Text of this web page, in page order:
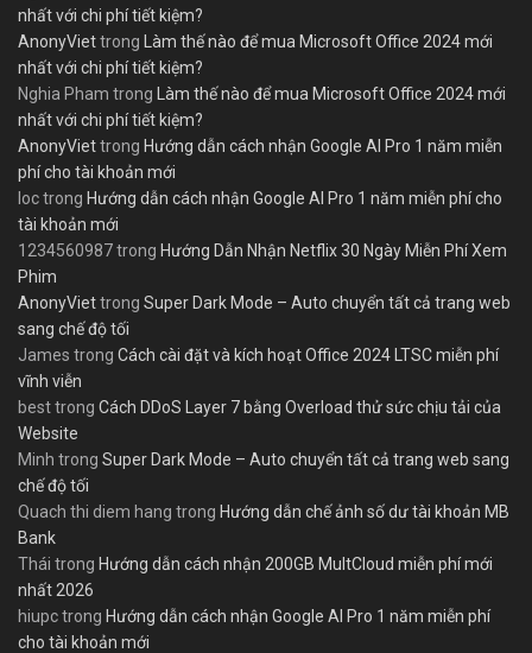
nhất với chi phí tiết kiệm?
AnonyViettrong
Làm thế nào để mua Microsoft Office 2024 mới
nhất với chi phí tiết kiệm?
Nghia Pham trong
Làm thế nào để mua Microsoft Office 2024 mới
nhất với chi phí tiết kiệm?
AnonyViettrong Hướng dẫn cách nhận Google AI Pro 1 năm miễn
phí cho tài khoản mới
loctrong Hướng dẫn cách nhận Google AI Pro 1 năm miễn phí cho
tài khoản mới
1234560987trong Hướng Dẫn Nhận Netflix 30 Ngày Miễn Phí Xem
Phim
AnonyViettrong Super Dark Mode – Auto chuyển tất cả trang web
sang chế độ tối
James trong Cách cài đặt và kích hoạt Office 2024 LTSC miễn phí
vĩnh viễn
besttrong Cách DDoS Layer 7 bằng Overload thử sức chịu tải của
Website
Minh trong Super Dark Mode – Auto chuyển tất cả trang web sang
chế độ tối
Quach thi diem hang trong Hướng dẫn chế ảnh số dư tài khoản MB
Bank
Thái trong Hướng dẫn cách nhận 200GB MultCloud miễn phí mới
nhất 2026
hiupctrong Hướng dẫn cách nhận Google AI Pro 1 năm miễn phí
cho tài khoản mới